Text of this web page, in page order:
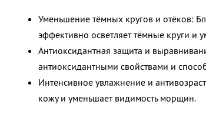
Уменьшение тёмных кругов и отёков:
эффективно осветляет тёмные круги и
Антиоксидантная защита и
антиоксидантными свойствами и
Интенсивное увлажнение и
кожу и уменьшает видимость морщин.